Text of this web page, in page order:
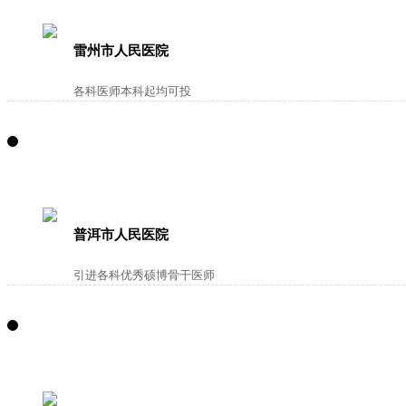
雷州市人民医院
各科医师本科起均可投
普洱市人民医院
引进各科优秀硕博骨干医师